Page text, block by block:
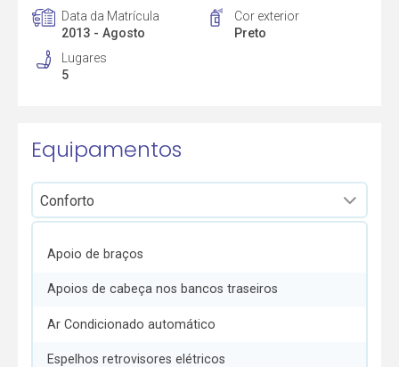
Data da Matrícula
2013 - Agosto
Cor exterior
Preto
Lugares
5
Equipamentos
Apoio de braços
Apoios de cabeça nos bancos traseiros
Ar Condicionado automático
Espelhos retrovisores elétricos